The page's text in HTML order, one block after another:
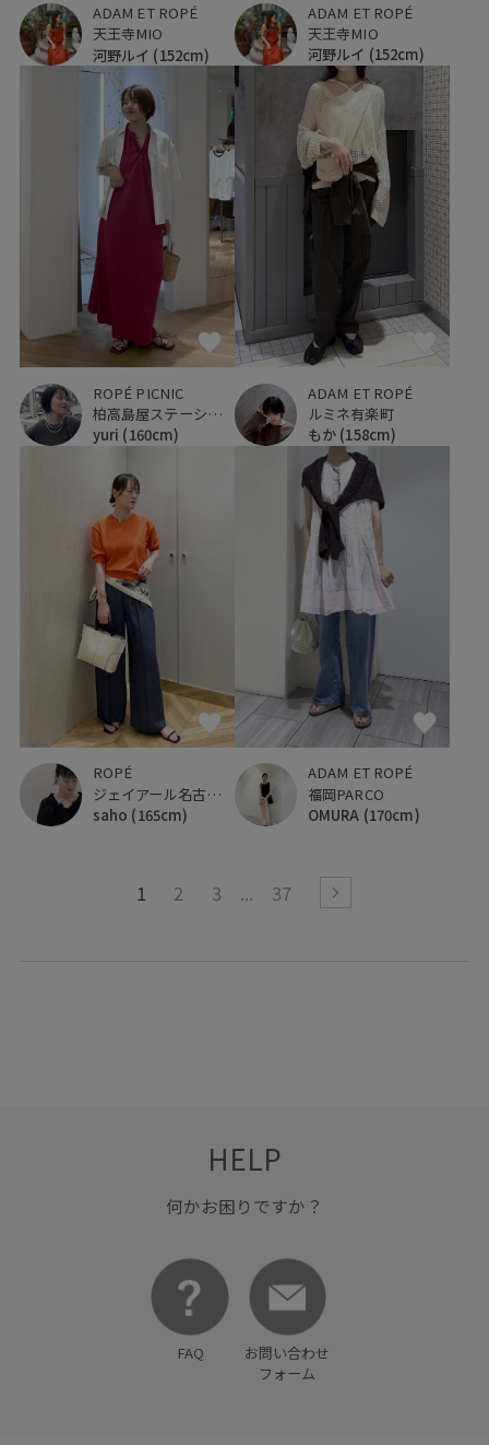
ADAM ET ROPÉ
天王寺MIO
河野ルイ (152cm)
ADAM ET ROPÉ
天王寺MIO
河野ルイ (152cm)
ROPÉ PICNIC
柏高島屋ステーションモール
yuri (160cm)
ADAM ET ROPÉ
ルミネ有楽町
もか (158cm)
ROPÉ
ジェイアール名古屋タカシマヤ
saho (165cm)
ADAM ET ROPÉ
福岡PARCO
OMURA (170cm)
1 2 3 37
HELP
何かお困りですか？
FAQ
お問い合わせ
フォーム